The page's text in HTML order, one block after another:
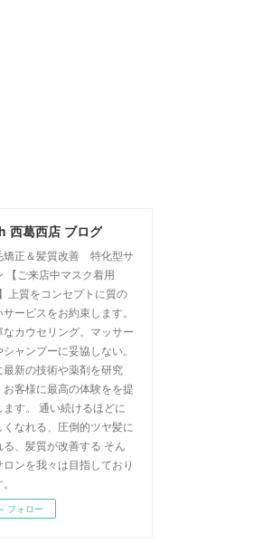
西葛西店 ブログ
矯正＆髪質改善 特化型サ
【ご来店中マスク着用
上質をコンセプトに質の
ービスをお約束します。
なカウセリング。マッサー
シャンプーに妥協しない。
最新の技術や薬剤を研究
お客様に最高の体験をを提
ます。 通い続けるほどに
くなれる、圧倒的ツヤ髪に
る、髪質が改善する そん
ロンを我々は目指しており
フォロー